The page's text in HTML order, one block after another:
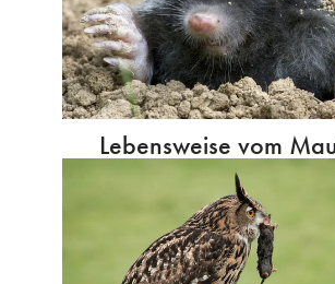
Lebensweise vom